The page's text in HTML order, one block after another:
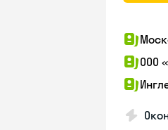
ООО